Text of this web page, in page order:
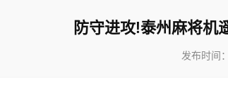
防守进攻!泰州麻将机
发布时间